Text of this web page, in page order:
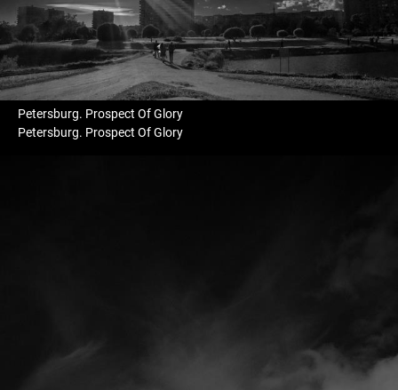
Petersburg. Prospect Of Glory
Petersburg. Prospect Of Glory